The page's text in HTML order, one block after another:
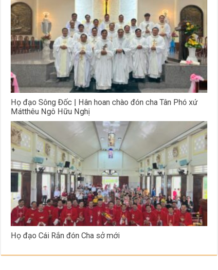
Họ đạo Sông Đốc | Hân hoan chào đón cha Tân Phó xứ
Mátthêu Ngô Hữu Nghị
Họ đạo Cái Rắn đón Cha sở mới